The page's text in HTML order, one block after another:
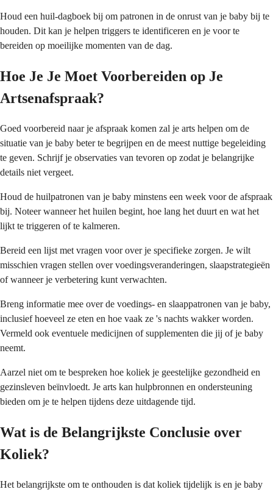
Houd een huil-dagboek bij om patronen in de onrust van je baby bij te
houden. Dit kan je helpen triggers te identificeren en je voor te
bereiden op moeilijke momenten van de dag.
Hoe Je Je Moet Voorbereiden op Je
Artsenafspraak?
Goed voorbereid naar je afspraak komen zal je arts helpen om de
situatie van je baby beter te begrijpen en de meest nuttige begeleiding
te geven. Schrijf je observaties van tevoren op zodat je belangrijke
details niet vergeet.
Houd de huilpatronen van je baby minstens een week voor de afspraak
bij. Noteer wanneer het huilen begint, hoe lang het duurt en wat het
lijkt te triggeren of te kalmeren.
Bereid een lijst met vragen voor over je specifieke zorgen. Je wilt
misschien vragen stellen over voedingsveranderingen, slaapstrategieën
of wanneer je verbetering kunt verwachten.
Breng informatie mee over de voedings- en slaappatronen van je baby,
inclusief hoeveel ze eten en hoe vaak ze 's nachts wakker worden.
Vermeld ook eventuele medicijnen of supplementen die jij of je baby
neemt.
Aarzel niet om te bespreken hoe koliek je geestelijke gezondheid en
gezinsleven beïnvloedt. Je arts kan hulpbronnen en ondersteuning
bieden om je te helpen tijdens deze uitdagende tijd.
Wat is de Belangrijkste Conclusie over
Koliek?
Het belangrijkste om te onthouden is dat koliek tijdelijk is en je baby